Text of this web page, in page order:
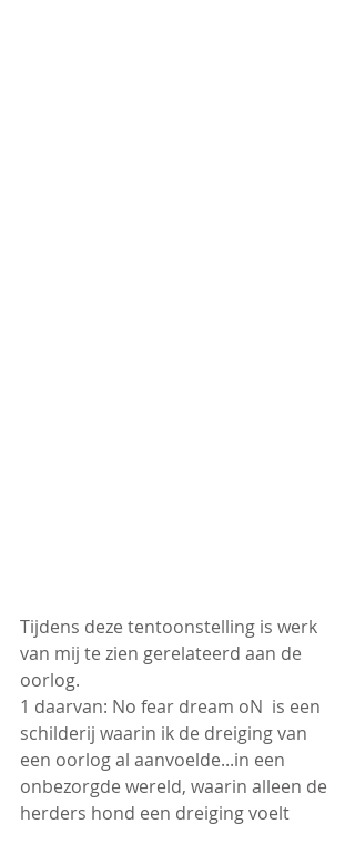
Tijdens deze tentoonstelling is werk
van mij te zien gerelateerd aan de
oorlog.
1 daarvan: No fear dream oN  is een
schilderij waarin ik de dreiging van
een oorlog al aanvoelde...in een
onbezorgde wereld, waarin alleen de
herders hond een dreiging voelt